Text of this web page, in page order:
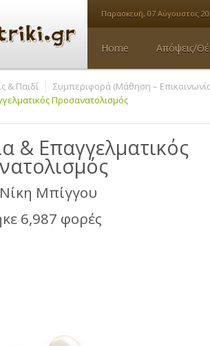
Παρασκευή, 07 Αύγουστος
Home Απόψεις/
& Παιδί
Συμπεριφορά (Μάθηση –
Προσανατολισμός
& Επαγγελματικός
Νίκη Μπίγγου
6,987 φορές